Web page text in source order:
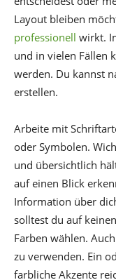
Layout bleiben
professionell wirkt.
und in vielen Fällen
werden. Du kannst
erstellen.
Arbeite mit
oder Symbolen.
und übersichtlich
auf einen Blick
Information über
solltest du auf
Farben wählen.
zu verwenden. Ein
farbliche Akzente